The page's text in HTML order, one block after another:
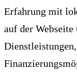
Erfahrung mit
auf der